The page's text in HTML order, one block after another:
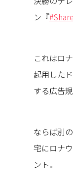
ン『
これはロ
起用した
する広告
ならば別
宅にロナ
ント。